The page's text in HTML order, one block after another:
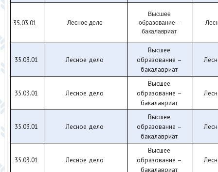
35.03.01 Лесное дело
Высшее
образование –
бакалавриат
35.03.01 Лесное дело
Высшее
образование –
бакалавриат
35.03.01 Лесное дело
Высшее
образование –
бакалавриат
35.03.01 Лесное дело
Высшее
образование –
бакалавриат
35.03.01 Лесное дело
Высшее
образование –
бакалавриат